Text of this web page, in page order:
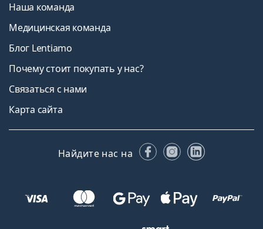
Наша команда
Медицинская команда
Блог Lentiamo
Почему стоит покупать у нас?
Связаться с нами
Карта сайта
Найдите нас на FacebookInstagram
LinkedIn